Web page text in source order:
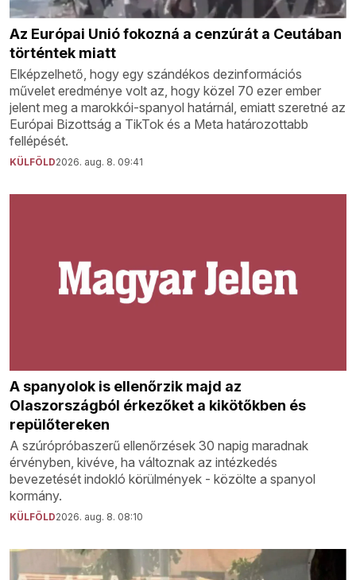
Az Európai Unió fokozná a cenzúrát a Ceutában
történtek miatt
Elképzelhető, hogy egy szándékos dezinformációs
művelet eredménye volt az, hogy közel 70 ezer ember
jelent meg a marokkói-spanyol határnál, emiatt szeretné az
Európai Bizottság a TikTok és a Meta határozottabb
fellépését.
KÜLFÖLD2026. aug. 8. 09:41
A spanyolok is ellenőrzik majd az
Olaszországból érkezőket a kikötőkben és
repülőtereken
A szúrópróbaszerű ellenőrzések 30 napig maradnak
érvényben, kivéve, ha változnak az intézkedés
bevezetését indokló körülmények - közölte a spanyol
kormány.
KÜLFÖLD2026. aug. 8. 08:10